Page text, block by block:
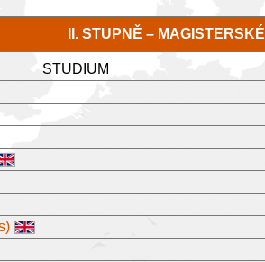
II. STUPNĚ – MAGISTERSKÉ
STUDIUM